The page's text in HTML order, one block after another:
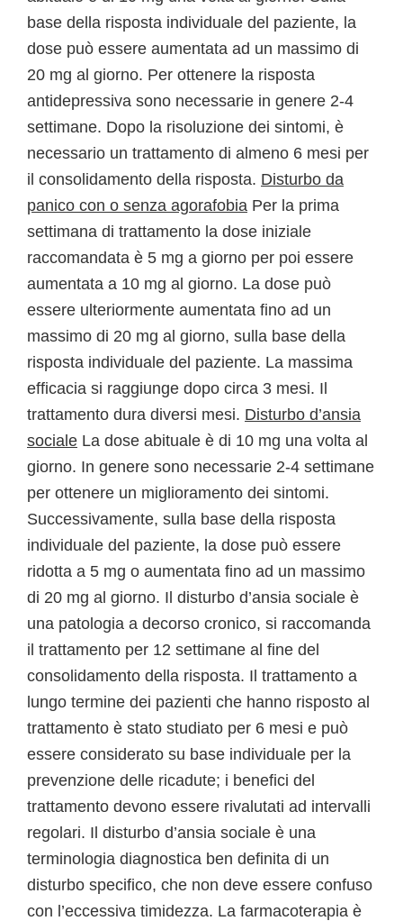
base della risposta individuale del paziente, la
dose può essere aumentata ad un massimo di
20 mg al giorno. Per ottenere la risposta
antidepressiva sono necessarie in genere 2-4
settimane. Dopo la risoluzione dei sintomi, è
necessario un trattamento di almeno 6 mesi per
il consolidamento della risposta. Disturbo da
panico con o senza agorafobia Per la prima
settimana di trattamento la dose iniziale
raccomandata è 5 mg a giorno per poi essere
aumentata a 10 mg al giorno. La dose può
essere ulteriormente aumentata fino ad un
massimo di 20 mg al giorno, sulla base della
risposta individuale del paziente. La massima
efficacia si raggiunge dopo circa 3 mesi. Il
trattamento dura diversi mesi. Disturbo d’ansia
sociale La dose abituale è di 10 mg una volta al
giorno. In genere sono necessarie 2-4 settimane
per ottenere un miglioramento dei sintomi.
Successivamente, sulla base della risposta
individuale del paziente, la dose può essere
ridotta a 5 mg o aumentata fino ad un massimo
di 20 mg al giorno. Il disturbo d’ansia sociale è
una patologia a decorso cronico, si raccomanda
il trattamento per 12 settimane al fine del
consolidamento della risposta. Il trattamento a
lungo termine dei pazienti che hanno risposto al
trattamento è stato studiato per 6 mesi e può
essere considerato su base individuale per la
prevenzione delle ricadute; i benefici del
trattamento devono essere rivalutati ad intervalli
regolari. Il disturbo d’ansia sociale è una
terminologia diagnostica ben definita di un
disturbo specifico, che non deve essere confuso
con l’eccessiva timidezza. La farmacoterapia è